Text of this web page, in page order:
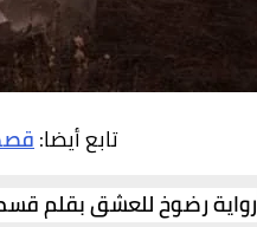
تابع أيضا:
رواية رضوخ للعشق بقلم